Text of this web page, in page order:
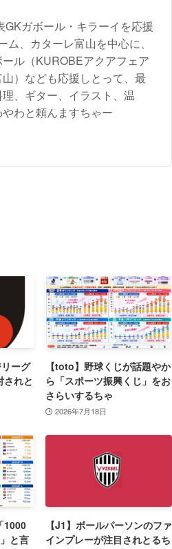
ガボール・キラーイを応援
、カターレ富山を中心に、
ル（KUROBEアクアフェア
）なども応援しとって、最
、ギター、イラスト、温
わと頼んますちゃー
ーグ
されと
【toto】野球くじが話題やか
ら「スポーツ振興くじ」をお
さらいするちゃ
2026年7月18日
1000
と言
【J1】ボールパーソンのファ
インプレーが注目されとるち